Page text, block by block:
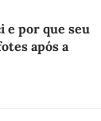
e por que seu
após a